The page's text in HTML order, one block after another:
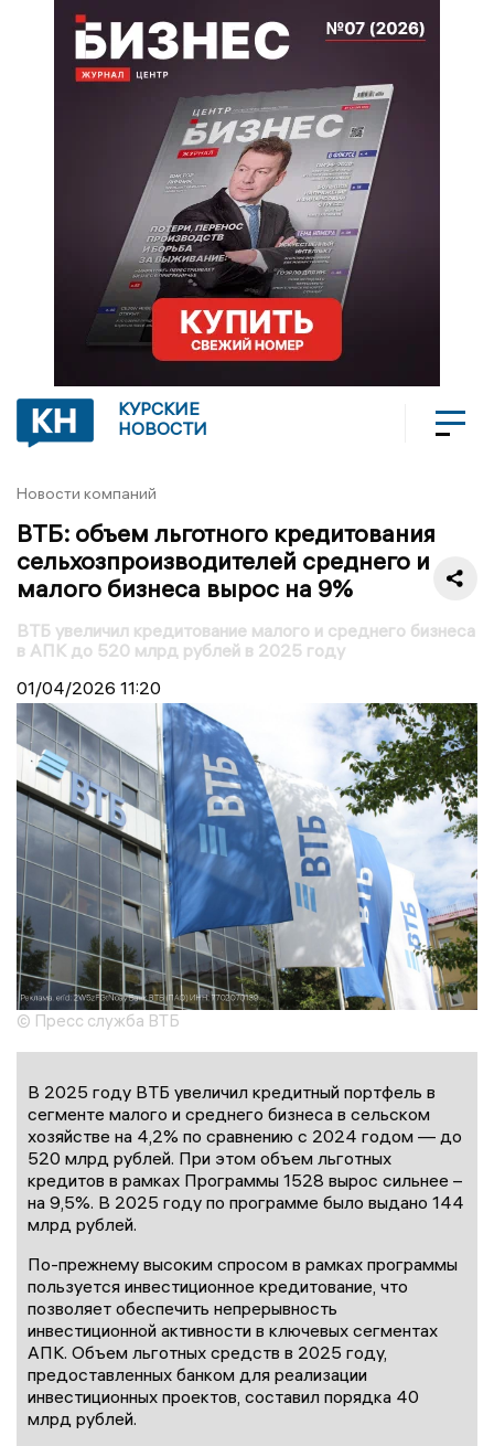
КУРСКИЕ
НОВОСТИ
Новости компаний
ВТБ: объем льготного кредитования
сельхозпроизводителей среднего и
малого бизнеса вырос на 9%
ВТБ увеличил кредитование малого и среднего бизнеса
в АПК до 520 млрд рублей в 2025 году
01/04/2026 11:20
© Пресс служба ВТБ
В 2025 году ВТБ увеличил кредитный портфель в
сегменте малого и среднего бизнеса в сельском
хозяйстве на 4,2% по сравнению с 2024 годом — до
520 млрд рублей. При этом объем льготных
кредитов в рамках Программы 1528 вырос сильнее –
на 9,5%. В 2025 году по программе было выдано 144
млрд рублей.
По-прежнему высоким спросом в рамках программы
пользуется инвестиционное кредитование, что
позволяет обеспечить непрерывность
инвестиционной активности в ключевых сегментах
АПК. Объем льготных средств в 2025 году,
предоставленных банком для реализации
инвестиционных проектов, составил порядка 40
млрд рублей.